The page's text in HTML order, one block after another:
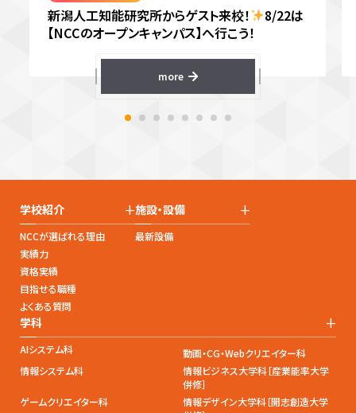
新潟人工知能研究所からゲスト来校！
8/22は
【NCCのオープンキャンパス】へ行こう！
more
学校紹介 +
NCCが選ばれる理由
実績力
資格実績
目指せる職種
よくある質問
施設・設備 +
最新設備
学科 +
AIシステム科
動画・CG・Webクリエイター科
情報システム科
情報ビジネス大学科［産業能率大学
併修］
ゲームクリエイター科
情報デザイン大学科［開志創造大学